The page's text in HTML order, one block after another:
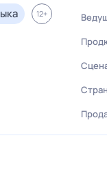
12+